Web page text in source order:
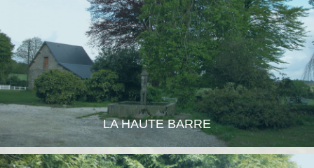
LA HAUTE BARRE